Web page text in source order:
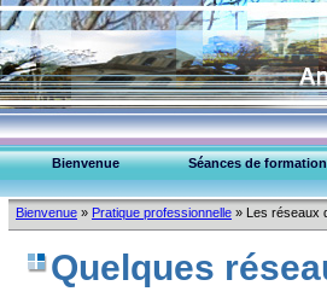
Bienvenue » Pratique professionnelle » Les réseaux
Quelques
Bienvenue Séances de formation